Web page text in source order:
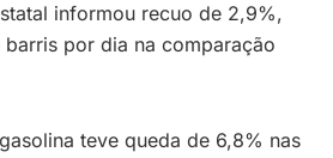
informou recuo de 2,9%,
por dia na comparação
teve queda de 6,8% nas